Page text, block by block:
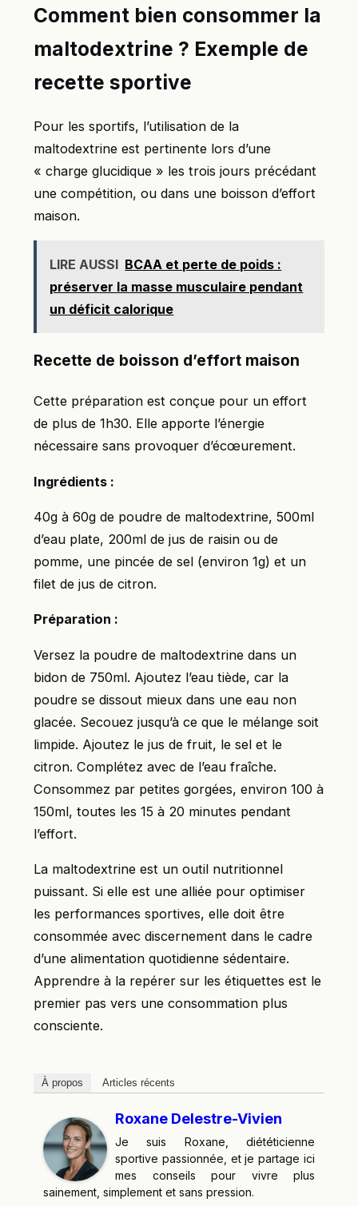
Comment bien consommer la
maltodextrine ? Exemple de
recette sportive
Pour les sportifs, l’utilisation de la
maltodextrine est pertinente lors d’une
« charge glucidique » les trois jours précédant
une compétition, ou dans une boisson d’effort
maison.
LIRE AUSSI BCAA et perte de poids :
préserver la masse musculaire pendant
un déficit calorique
Recette de boisson d’effort maison
Cette préparation est conçue pour un effort
de plus de 1h30. Elle apporte l’énergie
nécessaire sans provoquer d’écœurement.
Ingrédients :
40g à 60g de poudre de maltodextrine, 500ml
d’eau plate, 200ml de jus de raisin ou de
pomme, une pincée de sel (environ 1g) et un
filet de jus de citron.
Préparation :
Versez la poudre de maltodextrine dans un
bidon de 750ml. Ajoutez l’eau tiède, car la
poudre se dissout mieux dans une eau non
glacée. Secouez jusqu’à ce que le mélange soit
limpide. Ajoutez le jus de fruit, le sel et le
citron. Complétez avec de l’eau fraîche.
Consommez par petites gorgées, environ 100 à
150ml, toutes les 15 à 20 minutes pendant
l’effort.
La maltodextrine est un outil nutritionnel
puissant. Si elle est une alliée pour optimiser
les performances sportives, elle doit être
consommée avec discernement dans le cadre
d’une alimentation quotidienne sédentaire.
Apprendre à la repérer sur les étiquettes est le
premier pas vers une consommation plus
consciente.
À propos Articles récents
Roxane Delestre-Vivien
Je suis Roxane, diététicienne
sportive passionnée, et je partage ici
mes conseils pour vivre plus
sainement, simplement et sans pression.